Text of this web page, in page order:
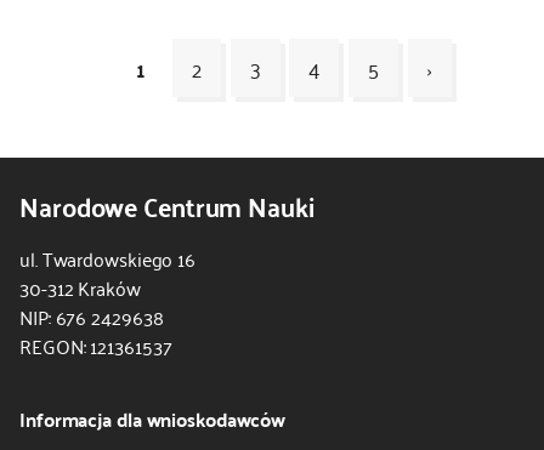
1 2 3 4 5
›
iNarodowe Centrum Nauki
ul. Twardowskiego 16
30-312 Kraków
NIP: 676 2429638
REGON: 121361537
Informacja dla wnioskodawców